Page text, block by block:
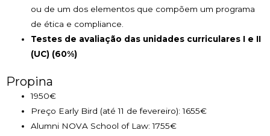
ou de um dos elementos que compõem um programa
de ética e compliance.
Testes de avaliação das unidades curriculares I e II
(UC) (60%)
Propina
1950€
Preço Early Bird (até 11 de fevereiro): 1655€
Alumni NOVA School of Law: 1755€